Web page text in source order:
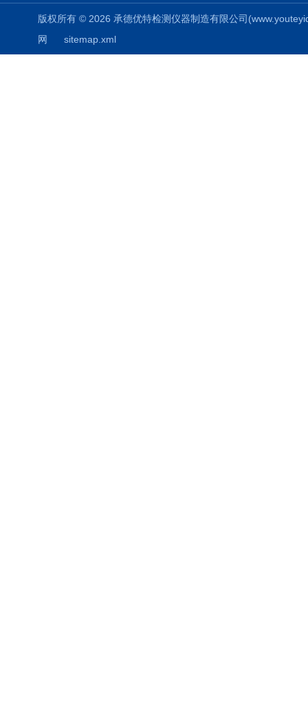
版权所有 © 2026 承德优特检测仪器制造有限公司
网
sitemap.xml